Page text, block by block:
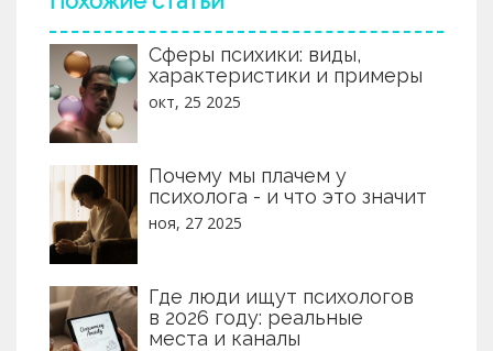
Сферы психики: виды,
характеристики и примеры
окт, 25 2025
Почему мы плачем у
психолога - и что это значит
ноя, 27 2025
Где люди ищут психологов
в 2026 году: реальные
места и каналы